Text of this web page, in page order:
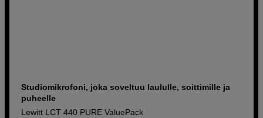
Studiomikrofoni, joka soveltuu laululle, soittimille ja
puheelle
Lewitt LCT 440 PURE ValuePack